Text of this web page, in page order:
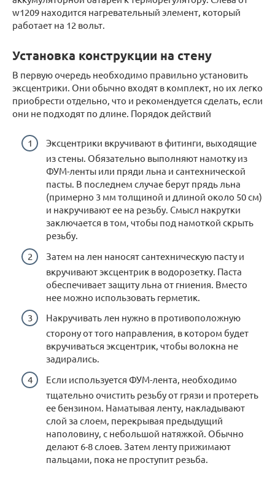
w1209 находится нагревательный элемент, который
работает на 12 вольт.
Установка конструкции на стену
В первую очередь необходимо правильно установить
эксцентрики. Они обычно входят в комплект, но их легко
приобрести отдельно, что и рекомендуется сделать, если
они не подходят по длине. Порядок действий
Эксцентрики вкручивают в фитинги, выходящие
из стены. Обязательно выполняют намотку из
ФУМ-ленты или пряди льна и сантехнической
пасты. В последнем случае берут прядь льна
(примерно 3 мм толщиной и длиной около 50 см)
и накручивают ее на резьбу. Смысл накрутки
заключается в том, чтобы под намоткой скрыть
резьбу.
Затем на лен наносят сантехническую пасту и
вкручивают эксцентрик в водорозетку. Паста
обеспечивает защиту льна от гниения. Вместо
нее можно использовать герметик.
Накручивать лен нужно в противоположную
сторону от того направления, в котором будет
вкручиваться эксцентрик, чтобы волокна не
задирались.
Если используется ФУМ-лента, необходимо
тщательно очистить резьбу от грязи и протереть
ее бензином. Наматывая ленту, накладывают
слой за слоем, перекрывая предыдущий
наполовину, с небольшой натяжкой. Обычно
делают 6-8 слоев. Затем ленту прижимают
пальцами, пока не проступит резьба.